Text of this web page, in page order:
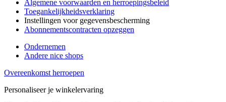
Algemene voorwaarden en herroepingsbeleid
Toegankelijkheidsverklaring
Instellingen voor gegevensbescherming
Abonnementscontracten opzeggen
Ondernemen
Andere nice shops
Overeenkomst herroepen
Personaliseer je winkelervaring